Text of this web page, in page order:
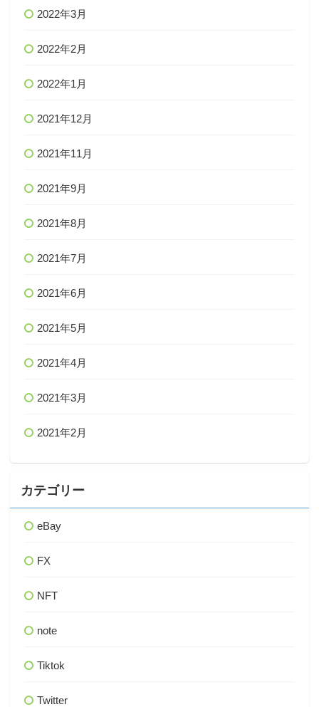
2022年3月
2022年2月
2022年1月
2021年12月
2021年11月
2021年9月
2021年8月
2021年7月
2021年6月
2021年5月
2021年4月
2021年3月
2021年2月
カテゴリー
eBay
FX
NFT
note
Tiktok
Twitter